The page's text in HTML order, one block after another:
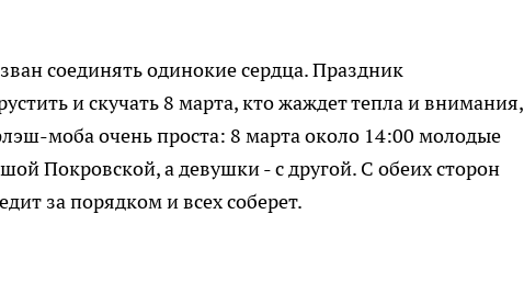
соединять одинокие сердца. Праздник
и скучать 8 марта, кто жаждет тепла и внимания,
моба очень проста: 8 марта около 14:00 молодые
Покровской, а девушки - с другой. С обеих сторон
за порядком и всех соберет.